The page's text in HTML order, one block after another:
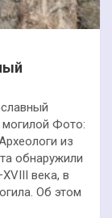
Фото:
из
обнаружили
века, в
Об этом